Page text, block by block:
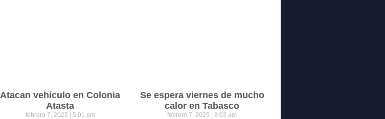
Atacan vehículo en Colonia
Atasta
febrero 7, 2025 5:01 pm
Se espera viernes de mucho
calor en Tabasco
febrero 7, 2025 8:03 am